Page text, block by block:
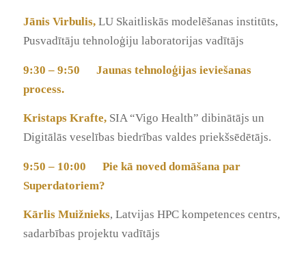
Jānis Virbulis,LU Skaitliskās modelēšanas institūts,
Pusvadītāju tehnoloģiju laboratorijas vadītājs
9:30 – 9:50
Jaunas tehnoloģijas ieviešanas
process.
Kristaps Krafte,SIA “Vigo Health” dibinātājs un
Digitālās veselības biedrības valdes priekšsēdētājs.
9:50 – 10:00
Pie kā noved domāšana par
Superdatoriem?
Kārlis Muižnieks, Latvijas HPC kompetences centrs,
sadarbības projektu vadītājs